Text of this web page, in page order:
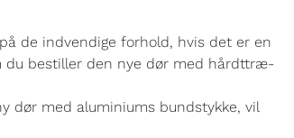
de indvendige forhold, hvis det er en
du bestiller den nye dør med hårdttræ-
dør med aluminiums bundstykke, vil